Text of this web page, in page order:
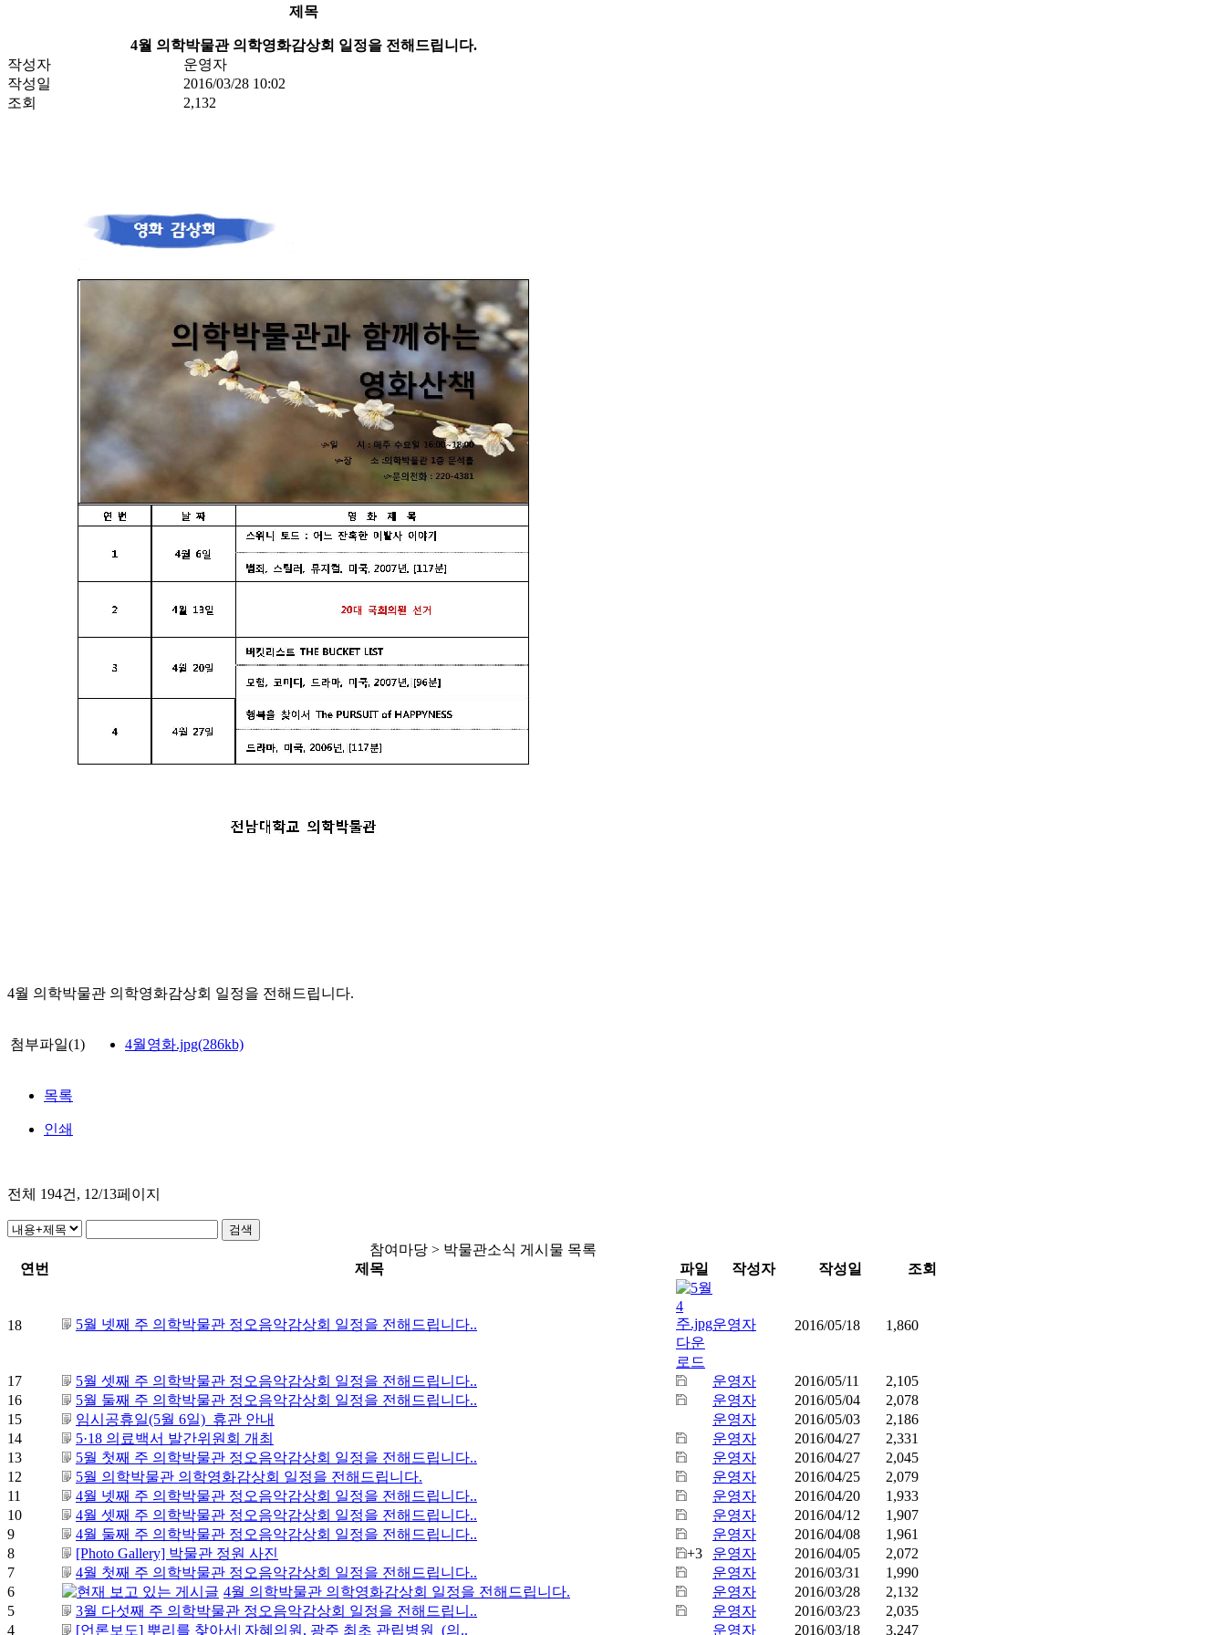
제목
4월 의학박물관 의학영화감상회 일정을 전해드립니다.
작성자
운영자
작성일
2016/03/28 10:02
조회
2,132
4월 의학박물관 의학영화감상회 일정을 전해드립니다.
첨부파일(1) 4월영화.jpg(286kb)
목록
인쇄
전체 194건, 12/13페이지
참여마당 > 박물관소식 게시물 목록
연번
제목 파일 작성자 작성일 조회
18 5월 넷째 주 의학박물관 정오음악감상회 일정을 전해드립니다.. 운영자 2016/05/18 1,860
17 5월 셋째 주 의학박물관 정오음악감상회 일정을 전해드립니다.. 운영자 2016/05/11
2,105
16
5월 둘째 주 의학박물관 정오음악감상회 일정을 전해드립니다.. 운영자 2016/05/04
2,078
15
임시공휴일(5월 6일) 휴관 안내 운영자 2016/05/03
2,186
14
5·18 의료백서 발간위원회 개최 운영자 2016/04/27
2,331
13
5월 첫째 주 의학박물관 정오음악감상회 일정을 전해드립니다.. 운영자 2016/04/27
2,045
12
5월 의학박물관 의학영화감상회 일정을 전해드립니다. 운영자 2016/04/25
2,079
11
4월 넷째 주 의학박물관 정오음악감상회 일정을 전해드립니다.. 운영자 2016/04/20
1,933
10
4월 셋째 주 의학박물관 정오음악감상회 일정을 전해드립니다.. 운영자 2016/04/12
1,907
9
4월 둘째 주 의학박물관 정오음악감상회 일정을 전해드립니다.. 운영자 2016/04/08
1,961
8
[Photo Gallery] 박물관 정원 사진 +3 운영자 2016/04/05
2,072
7
4월 첫째 주 의학박물관 정오음악감상회 일정을 전해드립니다.. 운영자 2016/03/31
1,990
6
4월 의학박물관 의학영화감상회 일정을 전해드립니다. 운영자 2016/03/28
2,132
5
3월 다섯째 주 의학박물관 정오음악감상회 일정을 전해드립니.. 운영자 2016/03/23
2,035
4
[언론보도] 뿌리를 찾아서| 자혜의원, 광주 최초 관립병원 (의.. 운영자 2016/03/18 3,247